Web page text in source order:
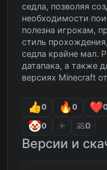
седла, позволяя
необходимости
полезна игрокам,
стиль
седла крайне мал.
датапака, а также
версиях Minecraft
0 0 0
0 0
Версии и